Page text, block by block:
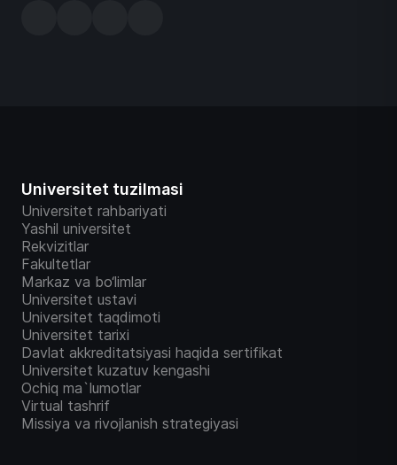
Universitet tuzilmasi
Universitet rahbariyati
Yashil universitet
Rekvizitlar
Fakultetlar
Markaz va bo‘limlar
Universitet ustavi
Universitet taqdimoti
Universitet tarixi
Davlat akkreditatsiyasi haqida sertifikat
Universitet kuzatuv kengashi
Ochiq ma`lumotlar
Virtual tashrif
Missiya va rivojlanish strategiyasi